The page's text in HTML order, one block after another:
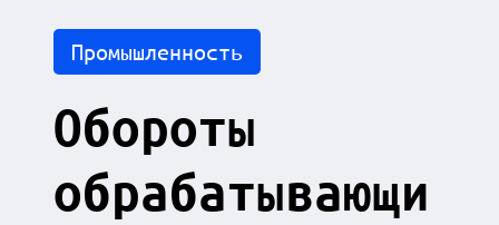
р
я
ф
о
у
с
Posted
in
Промышленность
Обороты
обрабатывающи